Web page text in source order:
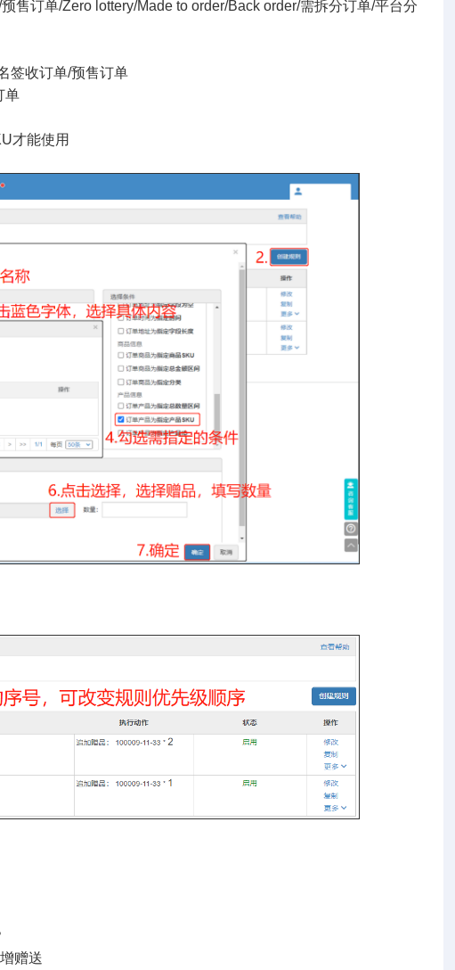
lottery/Made to order/Back order/需拆分订单/平台分
订单/预售订单
才能使用
赠送